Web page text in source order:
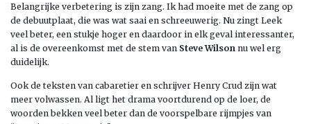
Belangrijke verbetering is zijn zang. Ik had moeite met de zang op
de debuutplaat, die was wat saai en schreeuwerig. Nu zingt Leek
veel beter, een stukje hoger en daardoor in elk geval interessanter,
al is de overeenkomst met de stem van Steve Wilson nu wel erg
duidelijk.
Ook de teksten van cabaretier en schrijver Henry Crud zijn wat
meer volwassen. Al ligt het drama voortdurend op de loer, de
woorden bekken veel beter dan de voorspelbare rijmpjes van